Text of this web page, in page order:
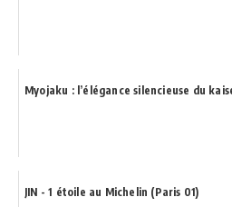
Myojaku : l’élégance silencieuse du
JIN - 1 étoile au Michelin (Paris 01)